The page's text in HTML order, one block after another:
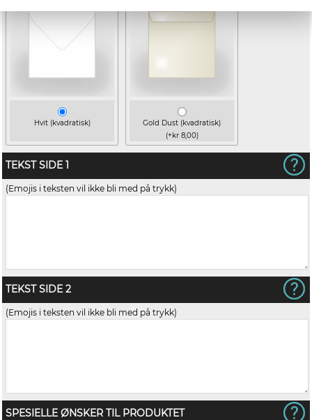
Hvit (kvadratisk)
Gold Dust (kvadratisk)
(+kr 8,00)
TEKST SIDE 1
(Emojis i teksten vil ikke bli med på trykk)
TEKST SIDE 2
(Emojis i teksten vil ikke bli med på trykk)
SPESIELLE ØNSKER TIL PRODUKTET